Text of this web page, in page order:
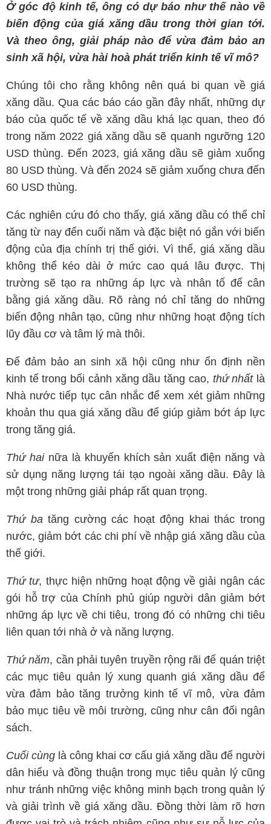
Ở góc độ kinh tế, ông có dự báo như thế nào về
biến động của giá xăng dầu trong thời gian tới.
Và theo ông, giải pháp nào để vừa đảm bảo an
sinh xã hội, vừa hài hoà phát triển kinh tế vĩ mô?
Chúng tôi cho rằng không nên quá bi quan về giá
xăng dầu. Qua các báo cáo gần đây nhất, những dự
báo của quốc tế về xăng dầu khá lạc quan, theo đó
trong năm 2022 giá xăng dầu sẽ quanh ngưỡng 120
USD thùng. Đến 2023, giá xăng dầu sẽ giảm xuống
80 USD thùng. Và đến 2024 sẽ giảm xuống chưa đến
60 USD thùng.
Các nghiên cứu đó cho thấy, giá xăng dầu có thể chỉ
tăng từ nay đến cuối năm và đặc biệt nó gắn với biến
động của địa chính trị thế giới. Vì thế, giá xăng dầu
không thể kéo dài ở mức cao quá lâu được. Thị
trường sẽ tạo ra những áp lực và nhân tố để cân
bằng giá xăng dầu. Rõ ràng nó chỉ tăng do những
biến động nhân tạo, cũng như những hoạt động tích
lũy đầu cơ và tâm lý mà thôi.
Để đảm bảo an sinh xã hội cũng như ổn định nền
kinh tế trong bối cảnh xăng dầu tăng cao, thứ nhấtlà
Nhà nước tiếp tục cân nhắc để xem xét giảm những
khoản thu qua giá xăng dầu để giúp giảm bớt áp lực
trong tăng giá.
Thứ hainữa là khuyến khích sản xuất điện năng và
sử dụng năng lượng tái tạo ngoài xăng dầu. Đây là
một trong những giải pháp rất quan trọng.
Thứ batăng cường các hoạt động khai thác trong
nước, giảm bớt các chi phí về nhập giá xăng dầu của
thế giới.
Thứ tư, thực hiện những hoạt động về giải ngân các
gói hỗ trợ của Chính phủ giúp người dân giảm bớt
những áp lực về chi tiêu, trong đó có những chi tiêu
liên quan tới nhà ở và năng lượng.
Thứ năm, cần phải tuyên truyền rộng rãi để quán triệt
các mục tiêu quản lý xung quanh giá xăng dầu để
vừa đảm bảo tăng trưởng kinh tế vĩ mô, vừa đảm
bảo mục tiêu về môi trường, cũng như cân đối ngân
sách.
Cuối cùng là công khai cơ cấu giá xăng dầu để người
dân hiểu và đồng thuận trong mục tiêu quản lý cũng
như tránh những việc không minh bạch trong quản lý
và giải trình về giá xăng dầu. Đồng thời làm rõ hơn